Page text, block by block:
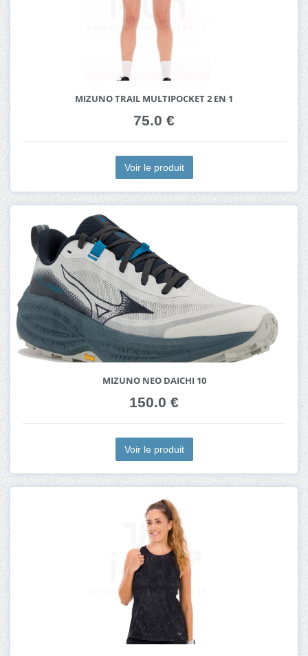
MIZUNO TRAIL MULTIPOCKET 2 EN 1
75.0 €
Voir le produit
MIZUNO NEO DAICHI 10
150.0 €
Voir le produit